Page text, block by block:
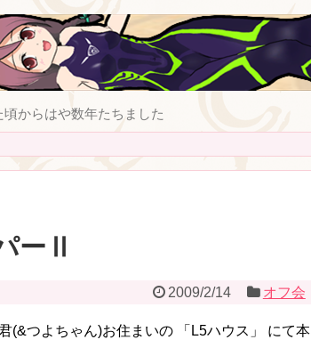
からはや数年たちました
ーⅡ
2009/2/14 オフ会
(&つよちゃん)お住まいの 「L5ハウス」 にて本